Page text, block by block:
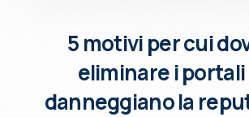
5 motivi per cui
eliminare i
danneggiano la